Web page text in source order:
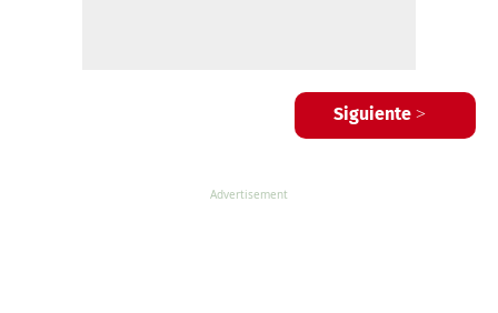
Siguiente >